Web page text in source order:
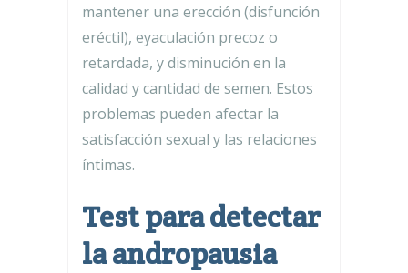
mantener una erección (disfunción
eréctil), eyaculación precoz o
retardada, y disminución en la
calidad y cantidad de semen. Estos
problemas pueden afectar la
satisfacción sexual y las relaciones
íntimas.
Test para detectar
la andropausia